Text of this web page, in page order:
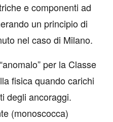
e componenti ad
un principio di
nel caso di Milano.
per la Classe
fisica quando carichi
degli ancoraggi.
(monoscocca)